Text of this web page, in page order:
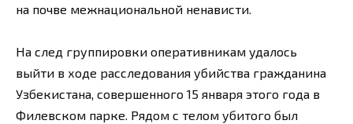
на почве межнациональной ненависти.
На след группировки оперативникам удалось
выйти в ходе расследования убийства гражданина
Узбекистана, совершенного 15 января этого года в
Филевском парке. Рядом с телом убитого был